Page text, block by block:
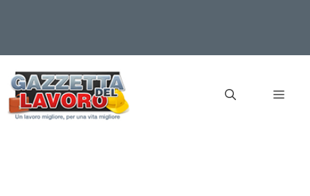
contenuto